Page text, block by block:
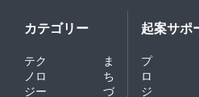
カテゴリー
テク
ノロ
ジー
ま
ち
づ
起案サポ
プ
ロ
ジ